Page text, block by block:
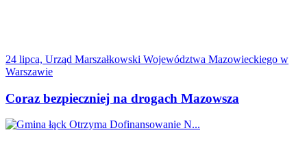
24 lipca, Urząd Marszałkowski Województwa Mazowieckiego w
Warszawie
Coraz bezpieczniej na drogach Mazowsza